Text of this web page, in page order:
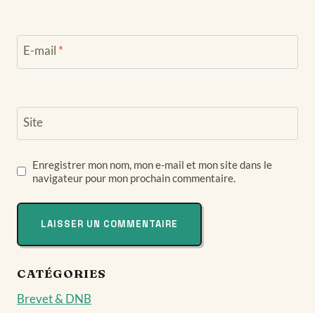
E-mail *
Site
Enregistrer mon nom, mon e-mail et mon site dans le
navigateur pour mon prochain commentaire.
CATÉGORIES
Brevet & DNB